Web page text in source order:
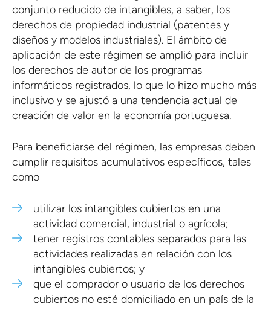
conjunto reducido de intangibles, a saber, los
derechos de propiedad industrial (patentes y
diseños y modelos industriales). El ámbito de
aplicación de este régimen se amplió para incluir
los derechos de autor de los programas
informáticos registrados, lo que lo hizo mucho más
inclusivo y se ajustó a una tendencia actual de
creación de valor en la economía portuguesa.
Para beneficiarse del régimen, las empresas deben
cumplir requisitos acumulativos específicos, tales
como
utilizar los intangibles cubiertos en una
actividad comercial, industrial o agrícola;
tener registros contables separados para las
actividades realizadas en relación con los
intangibles cubiertos; y
que el comprador o usuario de los derechos
cubiertos no esté domiciliado en un país de la